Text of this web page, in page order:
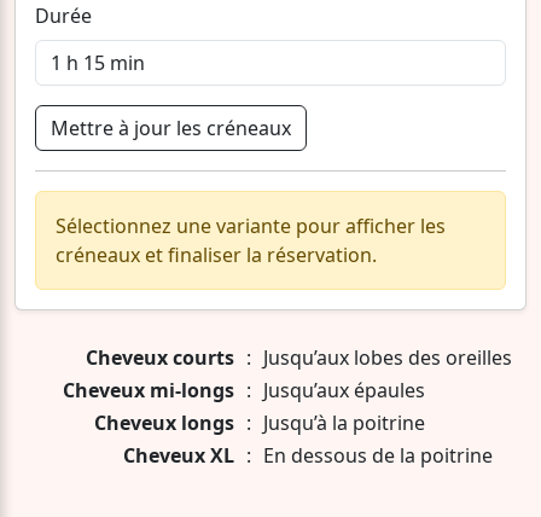
Durée
Mettre à jour les créneaux
Sélectionnez une variante pour afficher les
créneaux et finaliser la réservation.
Cheveux courts : Jusqu’aux lobes des oreilles
Cheveux mi-longs : Jusqu’aux épaules
Cheveux longs : Jusqu’à la poitrine
Cheveux XL : En dessous de la poitrine